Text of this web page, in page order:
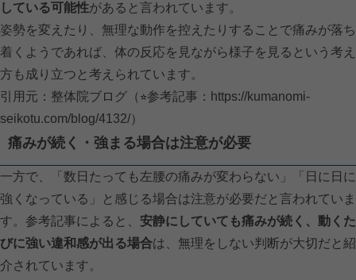
している可能性があると言われています。
姿勢を変えたり、無理な動作を控えたりすることで痛みが落ち
着くようであれば、体の反応を見ながら様子を見るという考え
方も成り立つと考えられています。
引用元：整体院ブログ（⭐︎参考記事： https://kumanomi-
seikotu.com/blog/4132/）
痛みが続く・強まる場合は注意が必要
一方で、「数日たっても左腰の痛みが変わらない」「日に日に
強くなっている」と感じる場合は注意が必要だと言われていま
す。参考記事によると、 安静にしていても痛みが続く、動くた
びに強い違和感が出る場合は、無理をしない判断が大切だと紹
介されています。